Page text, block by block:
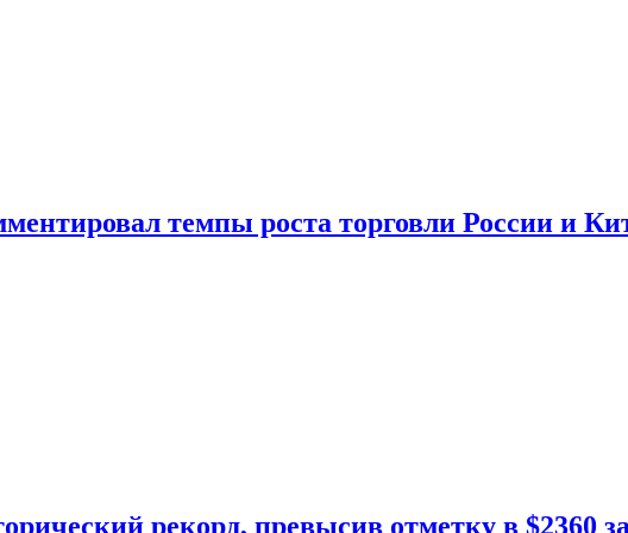
темпы роста торговли России и
рекорд, превысив отметку в $2360